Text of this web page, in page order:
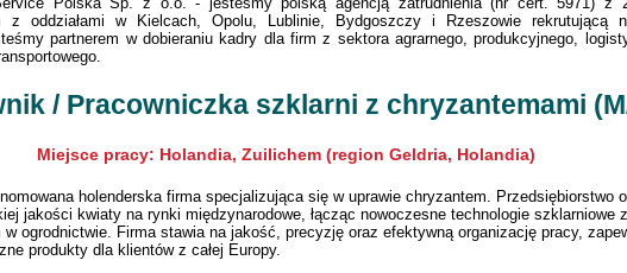
z oddziałami w Kielcach, Opolu, Lublinie, Bydgoszczy i Rzeszowie rekrutującą
partnerem w dobieraniu kadry dla firm z sektora agrarnego, produkcyjnego,
/ Pracowniczka szklarni z chryzantemami
Miejsce pracy: Holandia, Zuilichem (region Geldria, Holandia)
holenderska firma specjalizująca się w uprawie chryzantem. Przedsiębiorstwo
jakości kwiaty na rynki międzynarodowe, łącząc nowoczesne technologie szklarniowe z
w ogrodnictwie. Firma stawia na jakość, precyzję oraz efektywną organizację pracy,
produkty dla klientów z całej Europy.